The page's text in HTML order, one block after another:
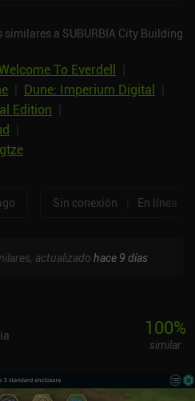
a SUBURBIA City Building
To Everdell
Dune: Imperium Digital
Edition
Sin conexión En línea
actualizado hace 9 días
100%
similar